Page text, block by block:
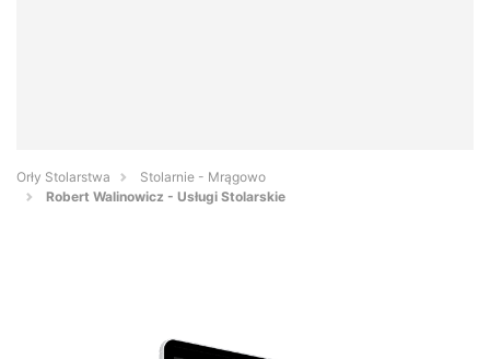
Orły Stolarstwa
Stolarnie - Mrągowo
Robert Walinowicz - Usługi Stolarskie